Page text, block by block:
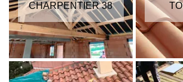
CHARPENTIER 38